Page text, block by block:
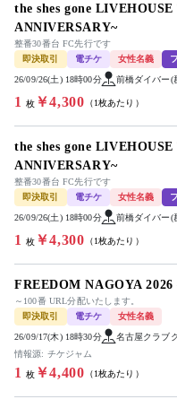
the shes gone
ANNIVERSARY~
整番30番台 FC先行です
即決取引
電チケ 女性名義
26/09/26(土) 18時00分 前橋ダイバー(
1 枚￥4,300 （1枚あたり）
the shes gone
ANNIVERSARY~
整番30番台 FC先行です
即決取引
電チケ 女性名義
26/09/26(土) 18時00分 前橋ダイバー(
1 枚￥4,300 （1枚あたり）
FREEDOM NAGOYA 2026
～100番 URL分配いたします。
即決取引
電チケ 女性名義
26/09/17(木) 18時30分
名古屋クラブ
情報源: チケジャム
1 枚￥4,400 （1枚あたり）